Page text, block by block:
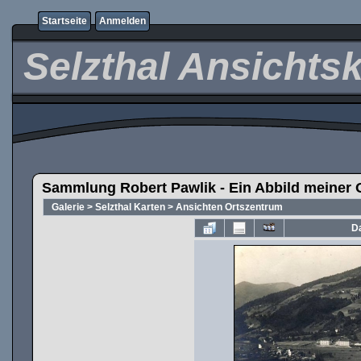
Startseite Anmelden
Selzthal
Sammlung Robert Pawlik - Ein Abbild meiner
Galerie > Selzthal Karten > Ansichten Ortszentrum